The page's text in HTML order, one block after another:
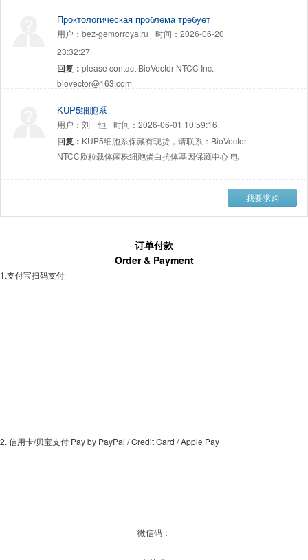
Проктологическая проблема требует
незамедлительного лечения, так как
последствиям.
用户： bez-gemorroya.ru 时间： 2026-06-20
23:32:27
回复： please contact BioVector NTCC Inc.
biovector@163.com
KUP5细胞系
用户： 刘一恒 时间： 2026-06-01 10:59:16
回复： KUP5细胞系保藏有现货，请联系：BioVector
NTCC质粒载体菌株细胞蛋白抗体基因保藏中心 电
(mHypoE-N38)
用户：穆文辉 时间：2026-05-25 11:57:41
我要求购
订单付款
Order & Payment
1.支付宝扫码支付
2. 信用卡/贝宝支付 Pay by PayPal / Credit Card / Apple Pay
微信码：